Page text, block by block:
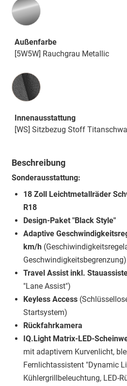
Außenfarbe
[5W5W] Rauchgrau Metallic
Innenausstattung
Innenausstattung
[WS] Sitzbezug Stoff
Beschreibung
Sonderausstattung:
18 Zoll Leichtmetallräder
R18
Design-Paket "Black Style"
Adaptive
km/h
Geschwindigkeitsbegrenzung)
Travel Assist inkl.
"Lane Assist")
Keyless Access
Startsystem)
Rückfahrkamera
IQ.Light Matrix-LED-
mit adaptivem Kurvenlicht,
Fernlichtassistent "Dynamic
Kühlergrillbeleuchtung, LED-